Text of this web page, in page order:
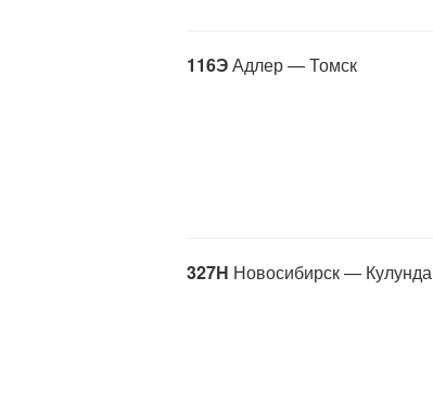
116ЭАдлер — Томск
327Н Новосибирск — Кулунда